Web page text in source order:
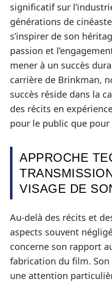
significatif sur
générations de
s’inspirer de son
passion et
mener à un succès
carrière de Brinkman,
succès réside dans la
des récits en
pour le public que pour
APPROCHE
VISAGE DE
Au-delà des récits et
aspects souvent
concerne son rapport
fabrication du film.
une attention